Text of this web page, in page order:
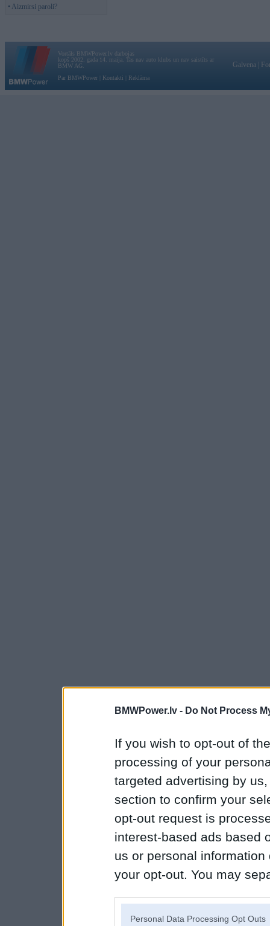
BMWPower.lv - Do Not Process
If you wish to opt-out of
processing of your
targeted advertising by
section to confirm your
opt-out request is
interest-based ads based
us or personal
your opt-out. You may
Personal Data Processing Opt Outs
• Aizmirsi paroli?
Vortāls BMWPower.lv darbojas
kopš 2002. gada 14. maija. Tas nav auto klubs un nav saistīts ar
BMW AG.
Par BMWPower
Kontakti Reklāma
Galvena